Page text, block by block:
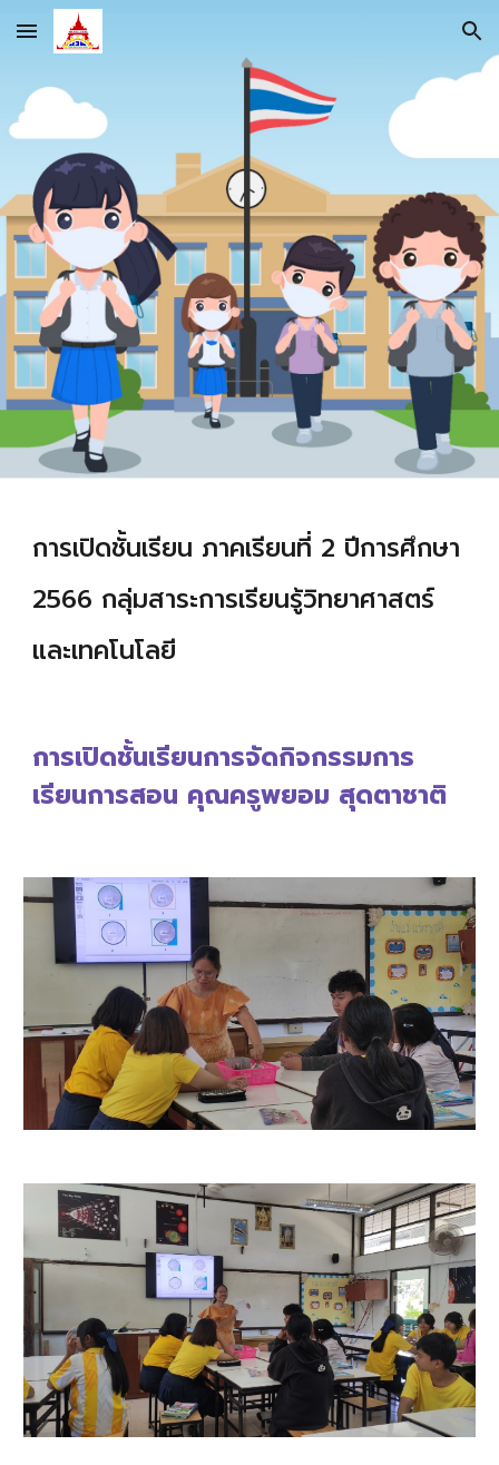
Skip to main content Skip to navigation
การเปิดชั้นเรียน ภาคเรียนที่ 2 ปีการศึกษา
2566 กลุ่มสาระการเรียนรู้วิทยาศาสตร
และเทคโนโลยี
การเปิดชั้นเรียนการจัดกิจกรรมการ
เรียนการสอน คุณครูพยอม สุดตาชาติ